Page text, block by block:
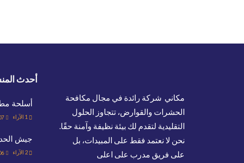
مكاني شركة رائدة في مجال مكافحة
الحشرات والقوارض، تتجاوز الحلول
التقليدية لتقدم لك بيئة نظيفة وآمنة حقًا.
نحن لا نعتمد فقط على المبيدات، بل
على فريق مدرب على اعلى
أحدث
أسلحة
07 الآراء
جيش
06 الآراء